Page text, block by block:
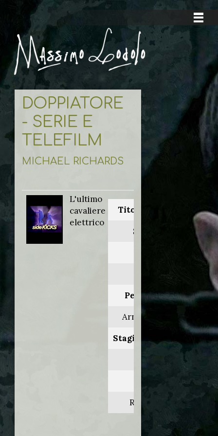
DOPPIATORE
- SERIE E
TELEFILM
MICHAEL RICHARDS
L'ultimo
cavaliere
elettrico
Titolo originale:
Sidekicks
Personaggio:
Arnie Plimpton
Stagione.Episodio:
Ric Rondell